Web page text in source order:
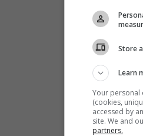
Store
Learn
Your personal
(cookies,
accessed by
site. We and
partners.